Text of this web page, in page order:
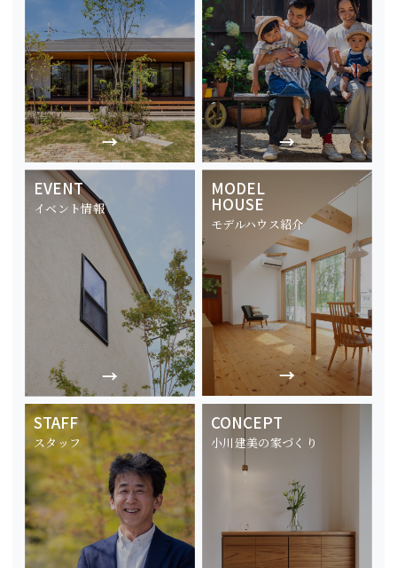
EVENT
イベント情報
MODEL
HOUSE
モデルハウス紹介
STAFF
スタッフ
CONCEPT
小川建美の家づくり